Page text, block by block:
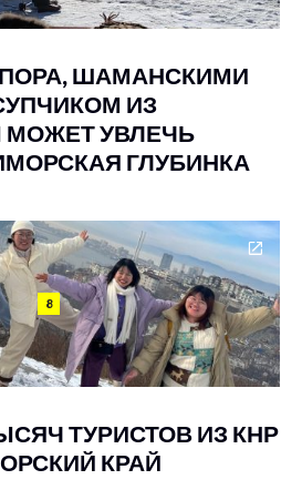
ШАМАНСКИМИ
ИЗ
УВЛЕЧЬ
ГЛУБИНКА
8
ТУРИСТОВ ИЗ КНР
КРАЙ